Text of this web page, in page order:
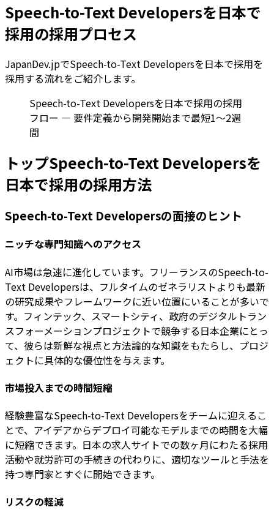
Speech-to-Text Developersを日本で
採用の採用プロセス
JapanDev.jpでSpeech-to-Text Developersを日本で採用を
採用する流れをご紹介します。
Speech-to-Text Developersを日本で採用の採用
フロー — 要件定義から開発開始まで最短1〜2週
間
トップSpeech-to-Text Developersを
日本で採用の採用方法
Speech-to-Text Developersの面接のヒント
ニッチな専門知識へのアクセス
AI市場は急速に進化しています。フリーランスのSpeech-to-
Text Developersは、フルタイムのゼネラリストよりも最新
の研究成果やフレームワークに近い位置にいることが多いで
す。フィンテック、スマートシティ、政府のデジタルトラン
スフォーメーションプロジェクトで競争する日本企業にとっ
て、彼らは新鮮な視点と方法論的な知識をもたらし、プロジ
ェクトに具体的な優位性を与えます。
市場投入までの時間短縮
経験豊富なSpeech-to-Text Developersをチームに迎えるこ
とで、アイデアからデプロイ可能なモデルまでの時間を大幅
に短縮できます。日本の求人サイトでの数ヶ月にわたる採用
活動や就労許可の手続きの代わりに、適切なツールと手法を
持つ専門家とすぐに開始できます。
リスクの軽減